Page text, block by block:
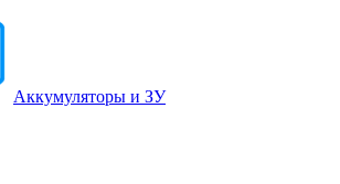
Аккумуляторы и ЗУ